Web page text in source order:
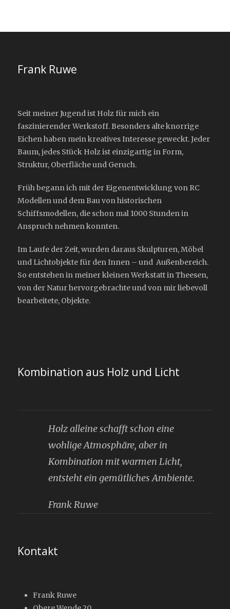
Frank Ruwe
Seit meiner Jugend ist Holz für mich ein
faszinierender Werkstoff. Besonders alte knorrige
Eichen haben mein kreatives Interesse geweckt. Jeder
Baum, jedes Stück Holz ist einzigartig in Form,
Struktur, Oberfläche und Geruch.
Früh begann ich mit der Eigenentwicklung von RC
Modellen und dem Bau von historischen
Schiffsmodellen, die schon mal 1000 Stunden in
Anspruch nehmen konnten.
Im Laufe der Zeit, wurden daraus Skulpturen, Möbel
und Lichtobjekte für den Innen – und Außenbereich.
So entstehen in meiner kleinen Werkstatt in Theesen,
von der Natur hervorgebrachte und von mir liebevoll
bearbeitete, Objekte.
Kombination aus Holz und Licht
Holz alleine schafft schon eine
wohlige Atmosphäre, aber in
Kombination mit warmen Licht,
entsteht ein gemütliches Ambiente.
Frank Ruwe
Kontakt
Frank Ruwe